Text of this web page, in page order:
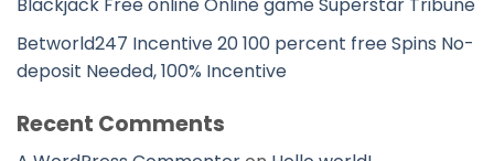
Betworld247 Incentive 20 100 percent free Spins No-
deposit Needed, 100% Incentive
Recent Comments